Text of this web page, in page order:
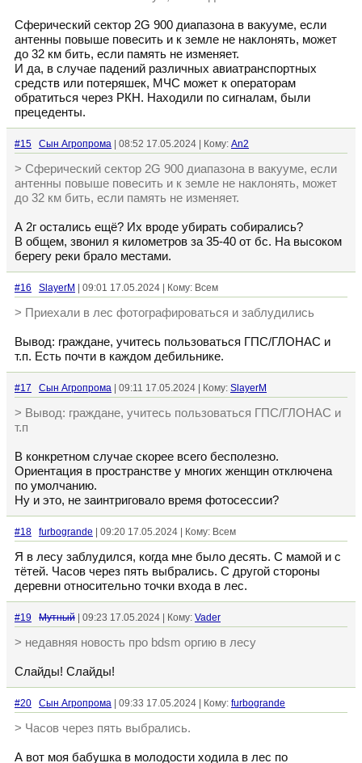
Сферический сектор 2G 900 диапазона в вакууме, если
антенны повыше повесить и к земле не наклонять, может
до 32 км бить, если память не изменяет.
И да, в случае падений различных авиатранспортных
средств или потеряшек, МЧС может к операторам
обратиться через РКН. Находили по сигналам, были
прецеденты.
#15 Сын Агропрома | 08:52 17.05.2024 | Кому: An2
> Сферический сектор 2G 900 диапазона в вакууме, если
антенны повыше повесить и к земле не наклонять, может
до 32 км бить, если память не изменяет.
А 2г остались ещё? Их вроде убирать собирались?
В общем, звонил я километров за 35-40 от бс. На высоком
берегу реки брало местами.
#16 SlayerM | 09:01 17.05.2024 | Кому: Всем
> Приехали в лес фотографироваться и заблудились
Вывод: граждане, учитесь пользоваться ГПС/ГЛОНАС и
т.п. Есть почти в каждом дебильнике.
#17 Сын Агропрома | 09:11 17.05.2024 | Кому: SlayerM
> Вывод: граждане, учитесь пользоваться ГПС/ГЛОНАС и
т.п
В конкретном случае скорее всего бесполезно.
Ориентация в пространстве у многих женщин отключена
по умолчанию.
Ну и это, не заинтриговало время фотосессии?
#18 furbogrande | 09:20 17.05.2024 | Кому: Всем
Я в лесу заблудился, когда мне было десять. С мамой и с
тётей. Часов через пять выбрались. С другой стороны
деревни относительно точки входа в лес.
#19 Мутный | 09:23 17.05.2024 | Кому: Vader
> недавняя новость про bdsm оргию в лесу
Слайды! Слайды!
#20 Сын Агропрома | 09:33 17.05.2024 | Кому: furbogrande
> Часов через пять выбрались.
А вот моя бабушка в молодости ходила в лес по